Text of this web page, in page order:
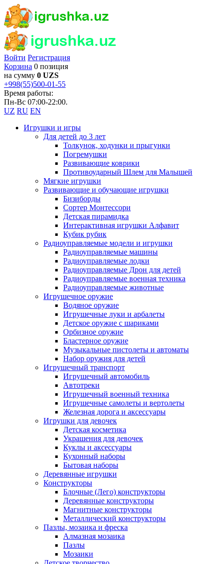
Войти Регистрация
Корзина 0 позиция
на сумму 0 UZS
+998(55)500-01-55
Время работы:
Пн-Вс 07:00-22:00.
UZ RU EN
Игрушки и игры
Для детей до 3 лет
Толкунок, ходунки и прыгунки
Погремушки
Развивающие коврики
Противоударный Шлем для Малышей
Мягкие игрушки
Развивающие и обучающие игрушки
Бизиборды
Сортер Монтессори
Детская пирамидка
Интерактивная игрушки Алфавит
Кубик рубик
Радиоуправляемые модели и игрушки
Радиоуправляемые машины
Радиоуправляемые лодки
Радиоуправляемые Дрон для детей
Радиоуправляемые военная техника
Радиоуправляемые животные
Игрушечное оружие
Водяное оружие
Игрушечные луки и арбалеты
Детское оружие с шариками
Орбизное оружие
Бластерное оружие
Музыкальные пистолеты и автоматы
Набор оружия для детей
Игрушечный транспорт
Игрушечный автомобиль
Aвтотреки
Игрушечный военный техника
Игрушечные самолеты и вертолеты
Железная дорога и аксессуары
Игрушки для девочек
Детская косметика
Украшения для девочек
Куклы и аксессуары
Кухонный наборы
Бытовая наборы
Деревянные игрушки
Конструкторы
Блочные (Лего) конструкторы
Деревянные конструкторы
Магнитные конструкторы
Металлический конструкторы
Пазлы, мозаика и фреска
Алмазная мозаика
Пазлы
Мозаики